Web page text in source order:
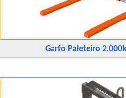
Garfo Paleteiro